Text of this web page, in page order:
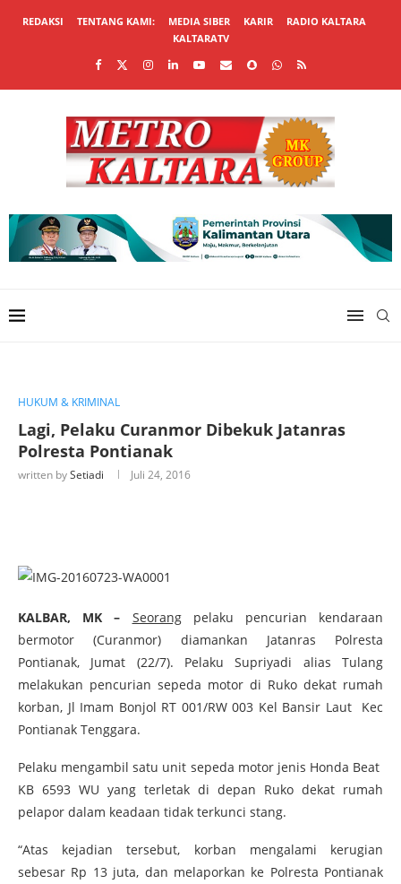
REDAKSI TENTANG KAMI: MEDIA SIBER KARIR
RADIO KALTARA
KALTARATV
HUKUM & KRIMINAL
Lagi, Pelaku Curanmor Dibekuk Jatanras
Polresta Pontianak
written bySetiadi Juli 24, 2016
KALBAR, MK – Seorangpelaku pencurian kendaraan
bermotor (Curanmor) diamankan Jatanras Polresta
Pontianak, Jumat (22/7). Pelaku Supriyadi alias Tulang
melakukan pencurian sepeda motor di Ruko dekat rumah
korban, Jl Imam Bonjol RT 001/RW 003 Kel Bansir Laut Kec
Pontianak Tenggara.
Pelaku mengambil satu unit sepeda motor jenis Honda Beat
KB 6593 WU yang terletak di depan Ruko dekat rumah
pelapor dalam keadaan tidak terkunci stang.
“Atas kejadian tersebut, korban mengalami kerugian
sebesar Rp 13 juta, dan melaporkan ke Polresta Pontianak